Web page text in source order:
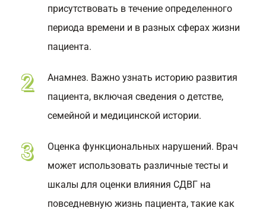
присутствовать в течение определенного
периода времени и в разных сферах жизни
пациента.
Анамнез. Важно узнать историю развития
пациента, включая сведения о детстве,
семейной и медицинской истории.
Оценка функциональных нарушений. Врач
может использовать различные тесты и
шкалы для оценки влияния СДВГ на
повседневную жизнь пациента, такие как